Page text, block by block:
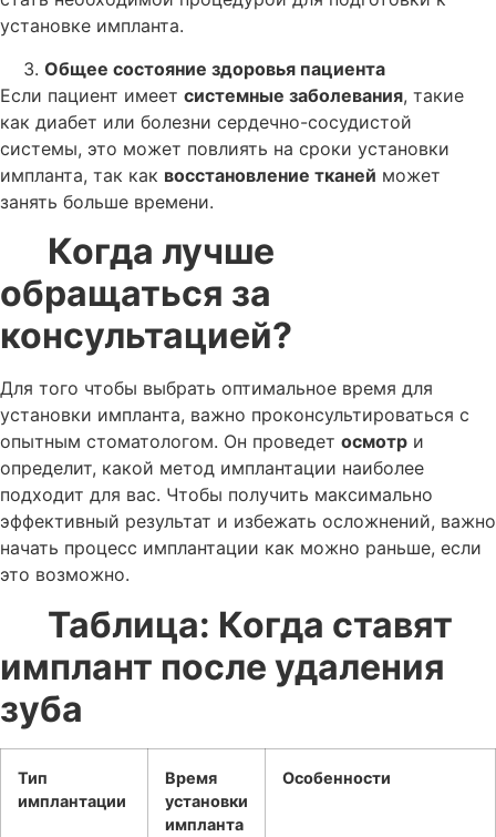
установке импланта.
Общее состояние здоровья пациента
Если пациент имеет системные заболевания, такие
как диабет или болезни сердечно-сосудистой
системы, это может повлиять на сроки установки
импланта, так как восстановление тканей может
занять больше времени.
Когда лучше
обращаться за
консультацией?
Для того чтобы выбрать оптимальное время для
установки импланта, важно проконсультироваться с
опытным стоматологом. Он проведет осмотр и
определит, какой метод имплантации наиболее
подходит для вас. Чтобы получить максимально
эффективный результат и избежать осложнений, важно
начать процесс имплантации как можно раньше, если
это возможно.
Таблица: Когда ставят
имплант после удаления
зуба
Тип
имплантации
Время
установки
импланта
Особенности